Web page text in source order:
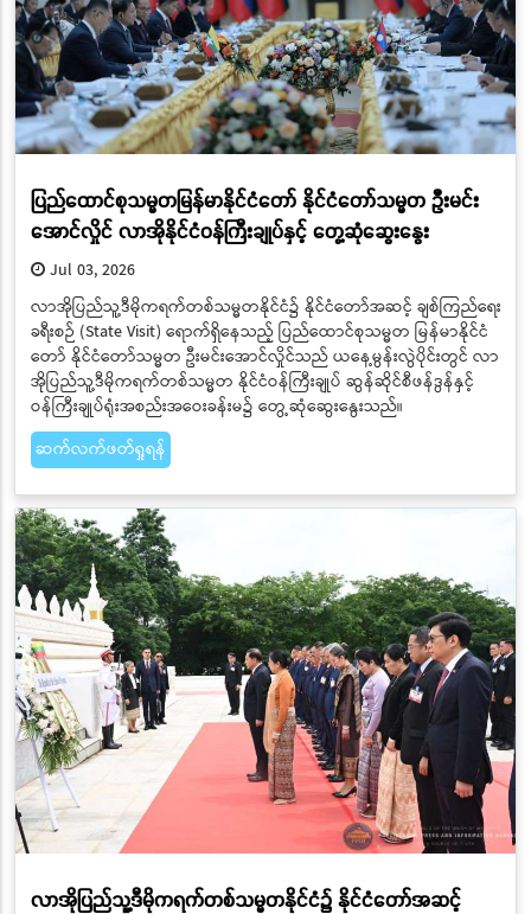
ပြည်ထောင်စုသမ္မတမြန်မာနိုင်ငံတော် နိုင်ငံတော်သမ္မတ ဦးမင်း
အောင်လှိုင် လာအိုနိုင်ငံဝန်ကြီးချုပ်နှင့် တွေ့ဆုံဆွေးနွေး
Jul 03, 2026
လာအိုပြည်သူ့ဒီမိုကရက်တစ်သမ္မတနိုင်ငံ၌ နိုင်ငံတော်အဆင့် ချစ်ကြည်ရေး
ခရီးစဉ် (State Visit) ရောက်ရှိနေသည့် ပြည်ထောင်စုသမ္မတ မြန်မာနိုင်ငံ
တော် နိုင်ငံတော်သမ္မတ ဦးမင်းအောင်လှိုင်သည် ယနေ့မွန်းလွဲပိုင်းတွင် လာ
အိုပြည်သူ့ဒီမိုကရက်တစ်သမ္မတ နိုင်ငံဝန်ကြီးချုပ် ဆွန်ဆိုင်စီဖန်ဒွန်နှင့်
ဝန်ကြီးချုပ်ရုံးအစည်းအဝေးခန်းမ၌ တွေ့ဆုံဆွေးနွေးသည်။
ဆက်လက်ဖတ်ရှုရန်
လာအိုပြည်သူ့ဒီမိုကရက်တစ်သမ္မတနိုင်ငံ၌ နိုင်ငံတော်အဆင့်